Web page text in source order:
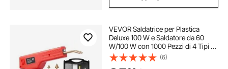
VEVOR Saldatrice per Plastica
Deluxe 100 W e Saldatore da 60
W/100 W con 1000 Pezzi di 4 Tipi di
Punti Caldi, Kit per Saldatura a Punti
Metallici Caldi e 60 Aste per Paraurti
(6)